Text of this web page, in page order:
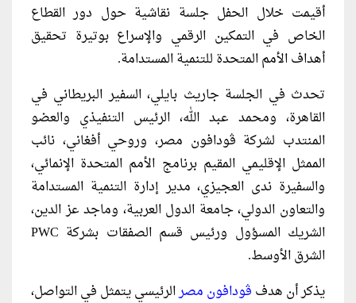
أقيمت خلال الحفل جلسة نقاشية حول دور القطاع
الخاص في التمكين الرقمي والإسراع بوتيرة تحقيق
أهداف الأمم المتحدة للتنمية المستدامة.
تحدث في الجلسة جاريث بايلي، السفير البريطاني في
القاهرة، ومحمد عبد الله، الرئيس التنفيذي والعضو
المنتدب لشركة ڤودافون مصر، وروحي أفغاني، نائب
الممثل الإقليمي المقيم برنامج الأمم المتحدة الإنمائي،
والسفيرة ندى العجيزي، مدير إدارة التنمية المستدامة
والتعاون الدولي، جامعة الدول العربية، وماجد عز الدين،
الشريك المسؤول ورئيس قسم الصفقات بشركة PWC
الشرق الأوسط.
يذكر أن هدف ڤودافون مصرالرئيسي يتمثل في التواصل،